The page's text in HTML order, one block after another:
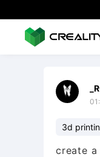
3d
create